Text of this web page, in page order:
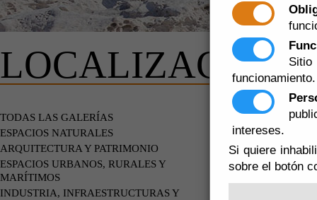
funcionamiento.
intereses.
Si quiere
sobre el botón
TODAS LAS GALERÍAS
ESPACIOS NATURALES
ARQUITECTURA Y PATRIMONIO
ESPACIOS URBANOS, RURALES Y
MARÍTIMOS
INDUSTRIA, INFRAESTRUCTURAS Y
VÉLEZ